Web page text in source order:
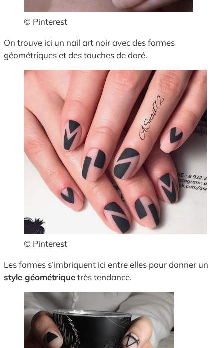
© Pinterest
On trouve ici un nail art noir avec des formes
géométriques et des touches de doré.
© Pinterest
Les formes s’imbriquent ici entre elles pour donner un
style géométriquetrès tendance.